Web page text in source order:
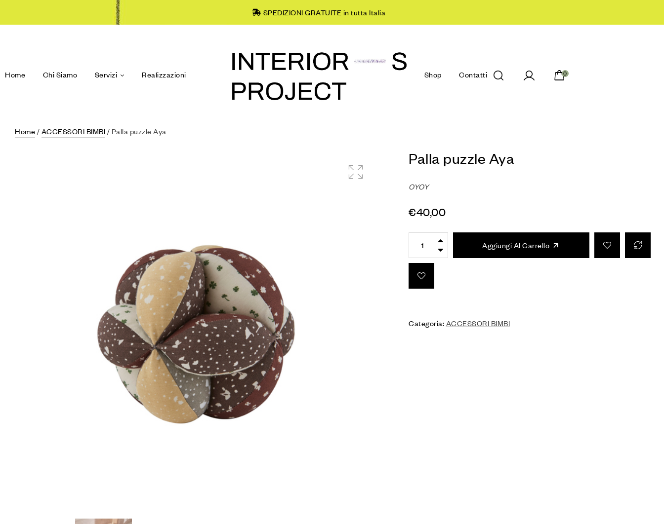
SPEDIZIONI GRATUITE in tutta Italia
Home Chi Siamo Servizi Realizzazioni Shop Contatti 0
Home / ACCESSORI BIMBI / Palla puzzle Aya
Palla puzzle Aya
OYOY
€40,00
Aggiungi Al Carrello
Categoria: ACCESSORI BIMBI